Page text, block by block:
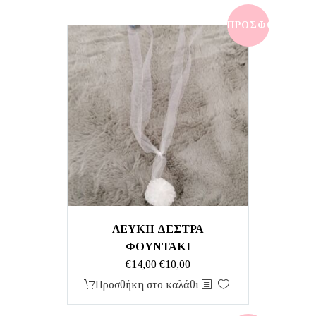
€7,00.
ΠΡΟΣΦΟΡΆ!
ΛΕΥΚΗ ΔΕΣΤΡΑ
ΦΟΥΝΤΑΚΙ
€14,00 Original
price
€10,00Η
τρέχουσα
Προσθήκη στο καλάθι